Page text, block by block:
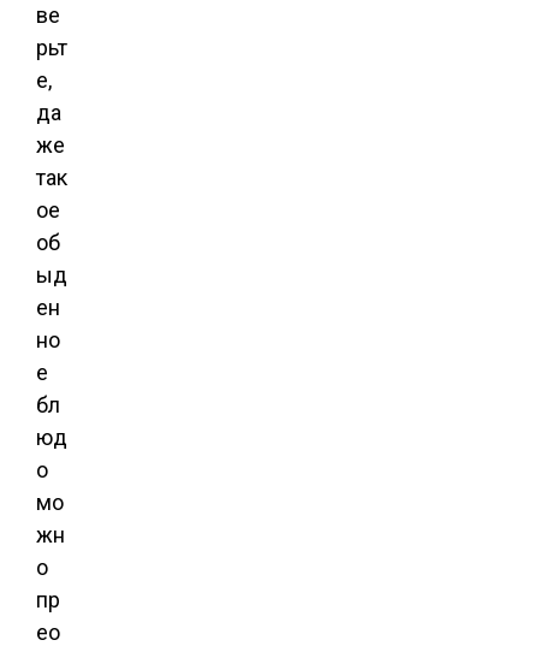
ве
рьт
е,
да
же
так
ое
об
ыд
ен
но
е
бл
юд
о
мо
жн
о
пр
ео